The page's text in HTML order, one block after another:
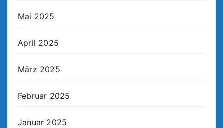
Mai 2025
April 2025
März 2025
Februar 2025
Januar 2025